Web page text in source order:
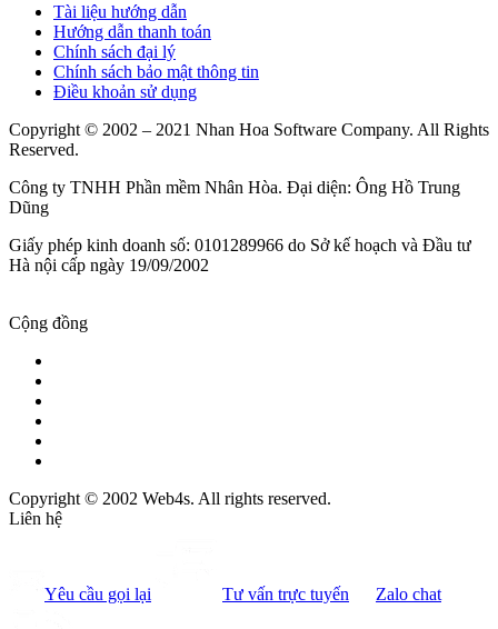
Tài liệu hướng dẫn
Hướng dẫn thanh toán
Chính sách đại lý
Chính sách bảo mật thông tin
Điều khoản sử dụng
Copyright © 2002 – 2021 Nhan Hoa Software Company. All Rights
Reserved.
Công ty TNHH Phần mềm Nhân Hòa. Đại diện: Ông Hồ Trung
Dũng
Giấy phép kinh doanh số: 0101289966 do Sở kế hoạch và Đầu tư
Hà nội cấp ngày 19/09/2002
Cộng đồng
Copyright © 2002 Web4s. All rights reserved.
Liên hệ
Yêu cầu gọi lại Tư vấn trực tuyến Zalo chat